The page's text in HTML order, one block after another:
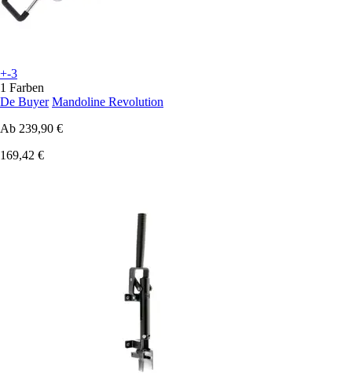
+-3
1 Farben
De Buyer Mandoline Revolution
Ab 239,90 €
169,42 €